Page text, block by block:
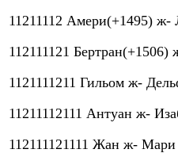
11211112 Амери(+1495) ж-
112111121
1121111211 Гильом ж-
11211112111 Антуан ж-
112111121111 Жан ж-